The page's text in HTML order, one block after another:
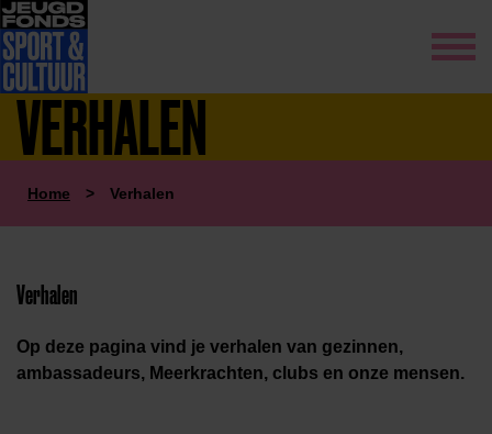
VERHALEN
Home > Verhalen
Verhalen
Op deze pagina vind je verhalen van gezinnen,
ambassadeurs, Meerkrachten, clubs en onze mensen.